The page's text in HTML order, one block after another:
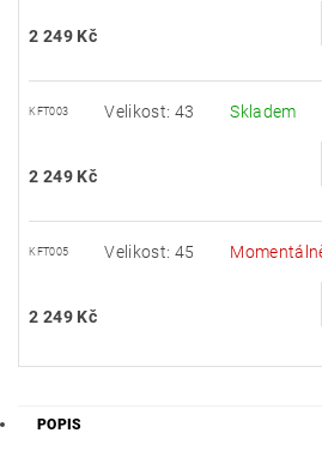
2 249 Kč
KFT003 Velikost: 43 Skladem
2 249 Kč
KFT005 Velikost: 45
2 249 Kč
POPIS